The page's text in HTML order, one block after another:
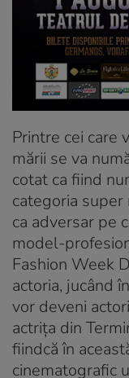
Printre cei care
mării se va
cotat ca fiind
categoria super
ca adversar pe
model-
Fashion Week
actoria, jucând
vor deveni
actriţa din
fiindcă în
cinematografic